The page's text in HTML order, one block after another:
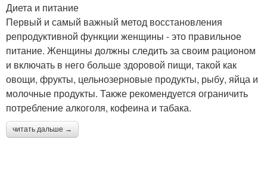
Диета и питание
Первый и самый важный метод восстановления
репродуктивной функции женщины - это правильное
питание. Женщины должны следить за своим рационом
и включать в него больше здоровой пищи, такой как
овощи, фрукты, цельнозерновые продукты, рыбу, яйца и
молочные продукты. Также рекомендуется ограничить
потребление алкоголя, кофеина и табака.
читать дальше →